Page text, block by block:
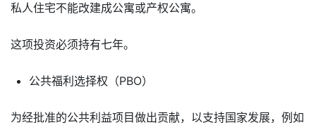
私人住宅不能改建成公寓或产权公寓。
这项投资必须持有七年。
公共福利选择权（PBO）
为经批准的公共利益项目做出贡献，以支持国家发展，例如